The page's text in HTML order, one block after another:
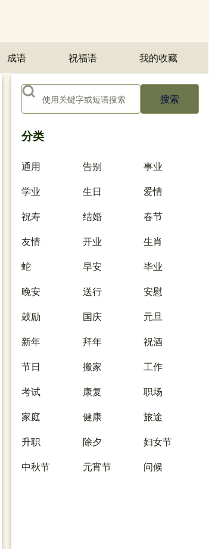
成语 祝福语 我的收藏(opens in
于 一份不渝的友谊，执着千万个祝福，给我想念的朋友，温
搜索
分类
通用 告别
事业
学业
生日
爱情
祝寿
结婚
春节
友情
开业
生肖
蛇
早安
毕业
晚安
送行
安慰
鼓励
国庆
元旦
新年
拜年
祝酒
节日
搬家
工作
考试
康复
职场
家庭
健康
旅途
升职
除夕
妇女节
中秋节
元宵节 问候